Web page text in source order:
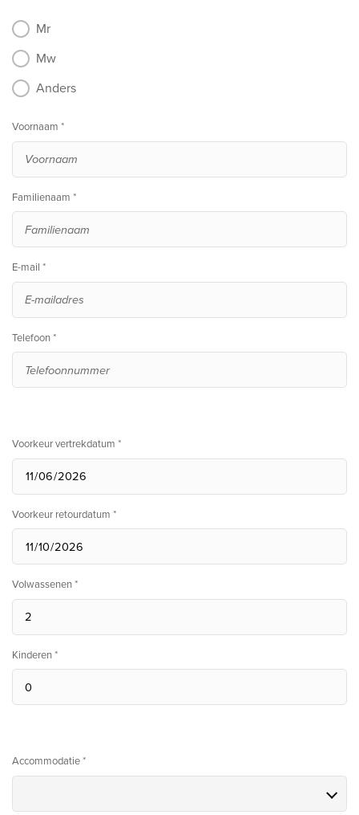
Mr
Mw
Anders
Voornaam *
Familienaam *
E-mail *
Telefoon *
Voorkeur vertrekdatum *
Voorkeur retourdatum *
Volwassenen *
Kinderen *
Accommodatie *